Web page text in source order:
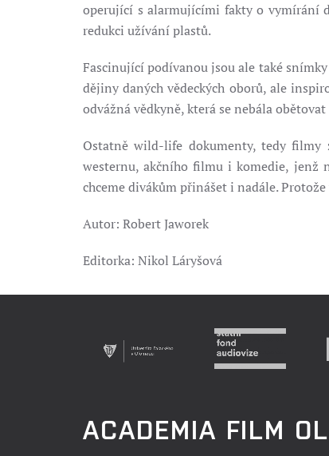
operující s alarmujícími fakty o vymírání
redukci užívání plastů.
Fascinující podívanou jsou ale také
dějiny daných vědeckých oborů, ale
odvážná vědkyně, která se nebála
Ostatně wild-life dokumenty, tedy
westernu, akčního filmu i komedie, jenž
chceme divákům přinášet i nadále.
Autor: Robert Jaworek
Editorka: Nikol Láryšová
ACADEMIA FILM